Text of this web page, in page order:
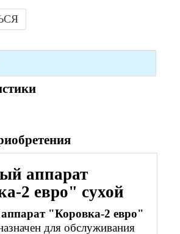
аппарат
2 евро" сухой
"Коровка-2 евро"
для обслуживания